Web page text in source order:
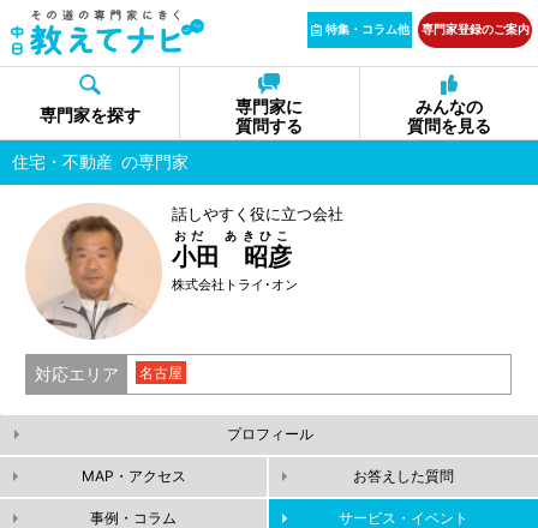
特集・コラム他 専門家登録のご案内
専門家を探す
専門家に
質問する
みんなの
質問を見る
住宅・不動産 の専門家
話しやすく役に立つ会社
小田 昭彦
おだ あきひこ
株式会社トライ･オン
対応エリア 名古屋
プロフィール
MAP・アクセス お答えした質問
事例・コラム サービス・イベント